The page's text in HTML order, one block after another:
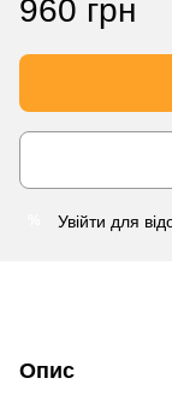
960 грн
Увійти для
Опис